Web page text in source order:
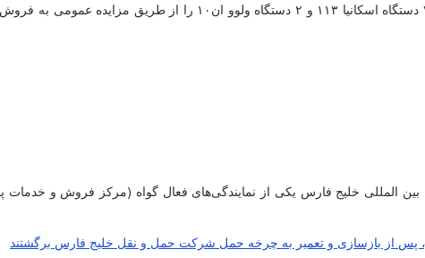
آگهی مزایده عمومی شماره ۱۴۰۲/۰۷ این شرکت در نظر دارد تعداد ۷
گواه (کد ۱۹۳۶) شرکت حمل و نقل بین المللی خلیج فارس یکی از نمایندگی‌های فعال